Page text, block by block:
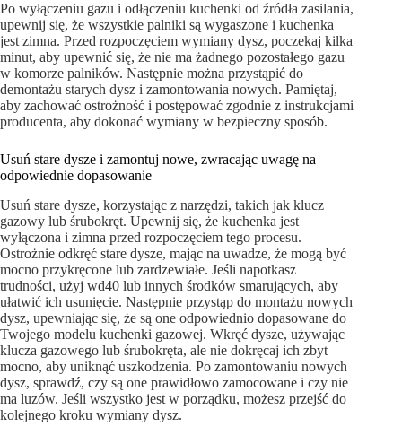
Po wyłączeniu gazu i odłączeniu kuchenki od źródła zasilania,
upewnij się, że wszystkie palniki są wygaszone i kuchenka
jest zimna. Przed rozpoczęciem wymiany dysz, poczekaj kilka
minut, aby upewnić się, że nie ma żadnego pozostałego gazu
w komorze palników. Następnie można przystąpić do
demontażu starych dysz i zamontowania nowych. Pamiętaj,
aby zachować ostrożność i postępować zgodnie z instrukcjami
producenta, aby dokonać wymiany w bezpieczny sposób.
Usuń stare dysze i zamontuj nowe, zwracając uwagę na
odpowiednie dopasowanie
Usuń stare dysze, korzystając z narzędzi, takich jak klucz
gazowy lub śrubokręt. Upewnij się, że kuchenka jest
wyłączona i zimna przed rozpoczęciem tego procesu.
Ostrożnie odkręć stare dysze, mając na uwadze, że mogą być
mocno przykręcone lub zardzewiałe. Jeśli napotkasz
trudności, użyj wd40 lub innych środków smarujących, aby
ułatwić ich usunięcie. Następnie przystąp do montażu nowych
dysz, upewniając się, że są one odpowiednio dopasowane do
Twojego modelu kuchenki gazowej. Wkręć dysze, używając
klucza gazowego lub śrubokręta, ale nie dokręcaj ich zbyt
mocno, aby uniknąć uszkodzenia. Po zamontowaniu nowych
dysz, sprawdź, czy są one prawidłowo zamocowane i czy nie
ma luzów. Jeśli wszystko jest w porządku, możesz przejść do
kolejnego kroku wymiany dysz.